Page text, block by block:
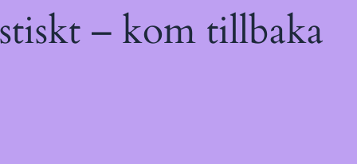
– kom tillbaka